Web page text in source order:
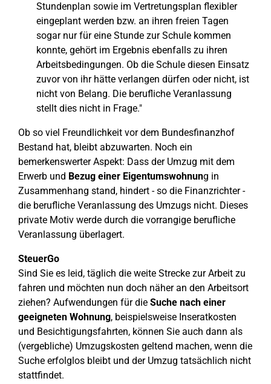
Stundenplan sowie im Vertretungsplan flexibler
eingeplant werden bzw. an ihren freien Tagen
sogar nur für eine Stunde zur Schule kommen
konnte, gehört im Ergebnis ebenfalls zu ihren
Arbeitsbedingungen. Ob die Schule diesen Einsatz
zuvor von ihr hätte verlangen dürfen oder nicht, ist
nicht von Belang. Die berufliche Veranlassung
stellt dies nicht in Frage."
Ob so viel Freundlichkeit vor dem Bundesfinanzhof
Bestand hat, bleibt abzuwarten. Noch ein
bemerkenswerter Aspekt: Dass der Umzug mit dem
Erwerb und Bezug einer Eigentumswohnung in
Zusammenhang stand, hindert - so die Finanzrichter -
die berufliche Veranlassung des Umzugs nicht. Dieses
private Motiv werde durch die vorrangige berufliche
Veranlassung überlagert.
SteuerGo
Sind Sie es leid, täglich die weite Strecke zur Arbeit zu
fahren und möchten nun doch näher an den Arbeitsort
ziehen? Aufwendungen für die Suche nach einer
geeigneten Wohnung, beispielsweise Inseratkosten
und Besichtigungsfahrten, können Sie auch dann als
(vergebliche) Umzugskosten geltend machen, wenn die
Suche erfolglos bleibt und der Umzug tatsächlich nicht
stattfindet.